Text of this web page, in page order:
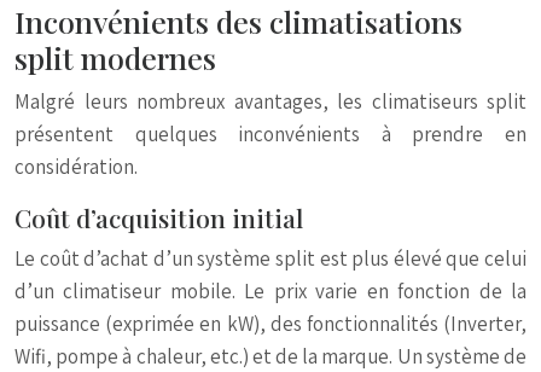
Inconvénients des climatisations
split modernes
Malgré leurs nombreux avantages, les climatiseurs split
présentent quelques inconvénients à prendre en
considération.
Coût d’acquisition initial
Le coût d’achat d’un système split est plus élevé que celui
d’un climatiseur mobile. Le prix varie en fonction de la
puissance (exprimée en kW), des fonctionnalités (Inverter,
Wifi, pompe à chaleur, etc.) et de la marque. Un système de